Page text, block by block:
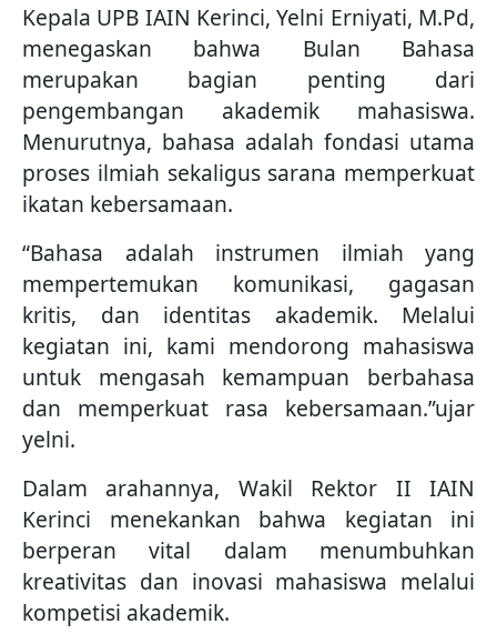
Kepala UPB IAIN Kerinci, Yelni Erniyati, M.Pd,
menegaskan bahwa Bulan Bahasa
merupakan bagian penting dari
pengembangan akademik mahasiswa.
Menurutnya, bahasa adalah fondasi utama
proses ilmiah sekaligus sarana memperkuat
ikatan kebersamaan.
“Bahasa adalah instrumen ilmiah yang
mempertemukan komunikasi, gagasan
kritis, dan identitas akademik. Melalui
kegiatan ini, kami mendorong mahasiswa
untuk mengasah kemampuan berbahasa
dan memperkuat rasa kebersamaan.”ujar
yelni.
Dalam arahannya, Wakil Rektor II IAIN
Kerinci menekankan bahwa kegiatan ini
berperan vital dalam menumbuhkan
kreativitas dan inovasi mahasiswa melalui
kompetisi akademik.